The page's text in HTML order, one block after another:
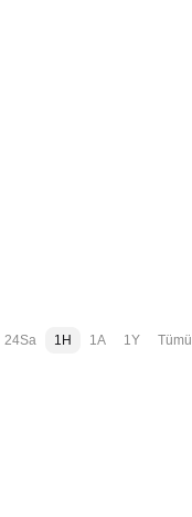
24Sa 1H 1A 1Y Tümü